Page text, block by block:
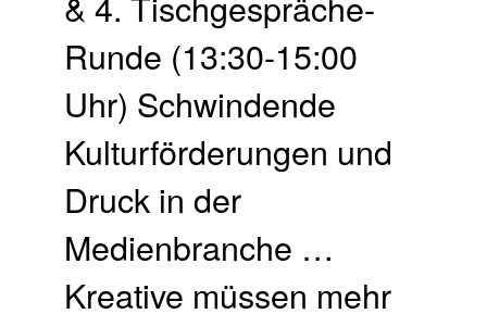
Runde (13:30-15:00
Uhr) Schwindende
Kulturförderungen und
Druck in der
Medienbranche …
Kreative müssen mehr